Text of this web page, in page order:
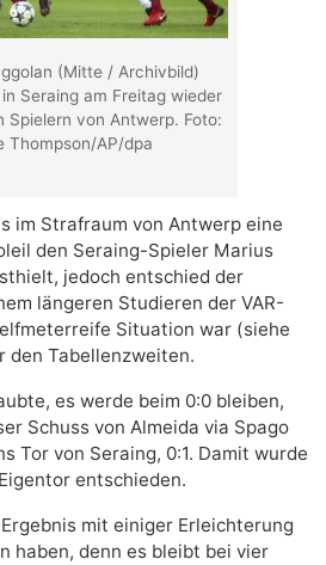
(Mitte / Archivbild)
Seraing am Freitag wieder
Spielern von Antwerp. Foto:
Thompson/AP/dpa
im Strafraum von Antwerp eine
den Seraing-Spieler Marius
jedoch entschied der
längeren Studieren der VAR-
Situation war (siehe
den Tabellenzweiten.
es werde beim 0:0 bleiben,
Schuss von Almeida via Spago
Tor von Seraing, 0:1. Damit wurde
entschieden.
mit einiger Erleichterung
haben, denn es bleibt bei vier